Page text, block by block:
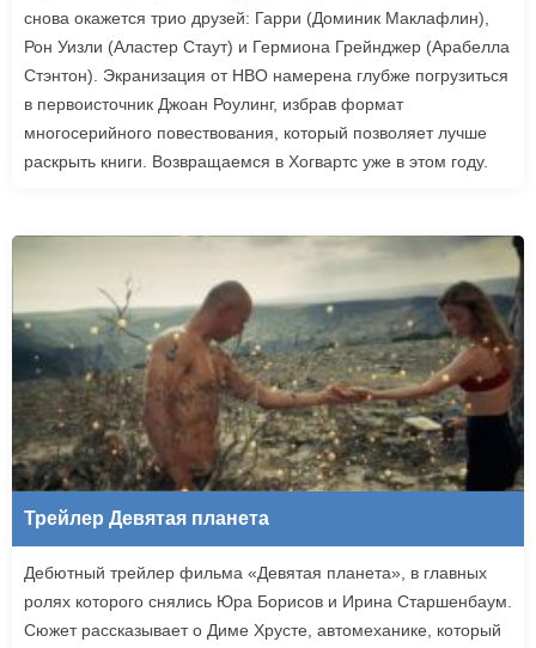
снова окажется трио друзей: Гарри (Доминик Маклафлин),
Рон Уизли (Аластер Стаут) и Гермиона Грейнджер (Арабелла
Стэнтон). Экранизация от HBO намерена глубже погрузиться
в первоисточник Джоан Роулинг, избрав формат
многосерийного повествования, который позволяет лучше
раскрыть книги. Возвращаемся в Хогвартс уже в этом году.
Трейлер Девятая планета
Дебютный трейлер фильма «Девятая планета», в главных
ролях которого снялись Юра Борисов и Ирина Старшенбаум.
Сюжет рассказывает о Диме Хрусте, автомеханике, который